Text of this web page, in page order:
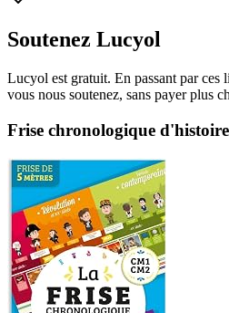
Soutenez Lucyol
Lucyol est gratuit. En passant par ces
vous nous soutenez, sans payer plus
Frise chronologique d'histoire